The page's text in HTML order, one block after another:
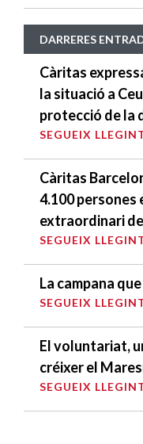
DARRERES
Càritas
la situació a
protecció de la
SEGUEIX
Càritas
4.100 persones
extraordinari
SEGUEIX
La campana
SEGUEIX
El voluntariat,
créixer el
SEGUEIX